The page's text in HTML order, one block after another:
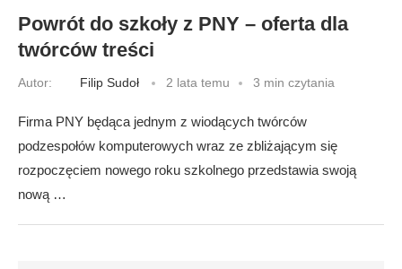
Powrót do szkoły z PNY – oferta dla
twórców treści
Autor: Filip Sudoł 2 lata temu 3 min czytania
Firma PNY będąca jednym z wiodących twórców
podzespołów komputerowych wraz ze zbliżającym się
rozpoczęciem nowego roku szkolnego przedstawia swoją
nową …